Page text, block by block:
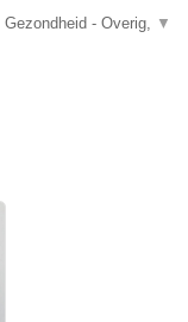
- Overig, ▼